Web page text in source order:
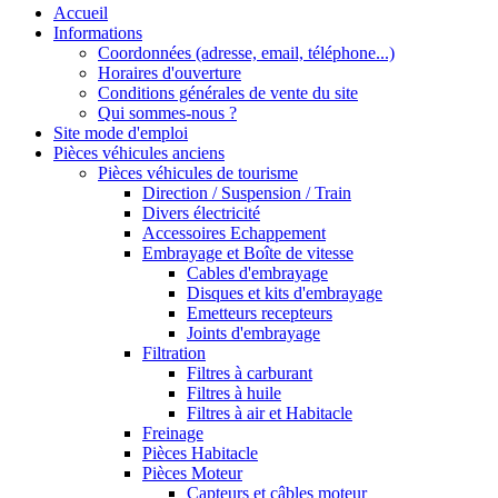
Accueil
Informations
Coordonnées (adresse, email, téléphone...)
Horaires d'ouverture
Conditions générales de vente du site
Qui sommes-nous ?
Site mode d'emploi
Pièces véhicules anciens
Pièces véhicules de tourisme
Direction / Suspension / Train
Divers électricité
Accessoires Echappement
Embrayage et Boîte de vitesse
Cables d'embrayage
Disques et kits d'embrayage
Emetteurs recepteurs
Joints d'embrayage
Filtration
Filtres à carburant
Filtres à huile
Filtres à air et Habitacle
Freinage
Pièces Habitacle
Pièces Moteur
Capteurs et câbles moteur